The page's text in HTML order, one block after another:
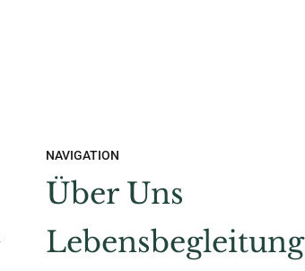
NAVIGATION
Über Uns
Lebensbegleitung